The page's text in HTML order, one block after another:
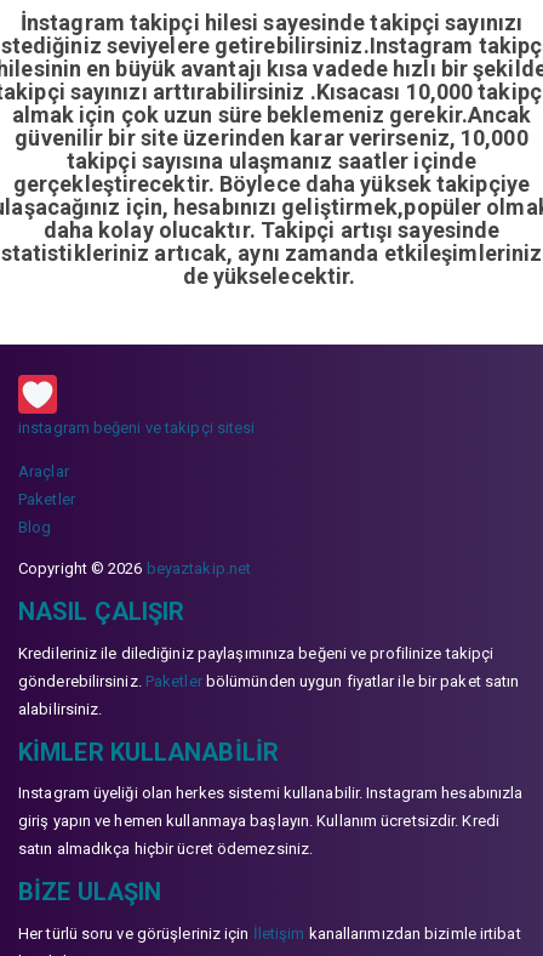
İnstagram takipçi hilesi sayesinde takipçi sayınızı
seviyelere getirebilirsiniz.Instagram
en büyük avantajı kısa vadede hızlı bir
sayınızı arttırabilirsiniz .Kısacası 10,000
almak için çok uzun süre beklemeniz gerekir.Ancak
güvenilir bir site üzerinden karar verirseniz, 10,000
takipçi sayısına ulaşmanız saatler içinde
gerçekleştirecektir. Böylece daha yüksek takipçiye
için, hesabınızı geliştirmek,popüler
daha kolay olucaktır. Takipçi artışı sayesinde
artıcak, aynı zamanda
de yükselecektir.
instagram beğeni ve takipçi sitesi
Araçlar
Paketler
Blog
Copyright © 2026 beyaztakip.net
NASIL ÇALIŞIR
Kredileriniz ile dilediğiniz paylaşımınıza beğeni ve profilinize takipçi
gönderebilirsiniz. Paketlerbölümünden uygun fiyatlar ile bir paket satın
alabilirsiniz.
KIMLER KULLANABILIR
Instagram üyeliği olan herkes sistemi kullanabilir. Instagram hesabınızla
giriş yapın ve hemen kullanmaya başlayın. Kullanım ücretsizdir. Kredi
satın almadıkça hiçbir ücret ödemezsiniz.
BIZE ULAŞIN
Her türlü soru ve görüşleriniz için İletişim kanallarımızdan bizimle irtibat